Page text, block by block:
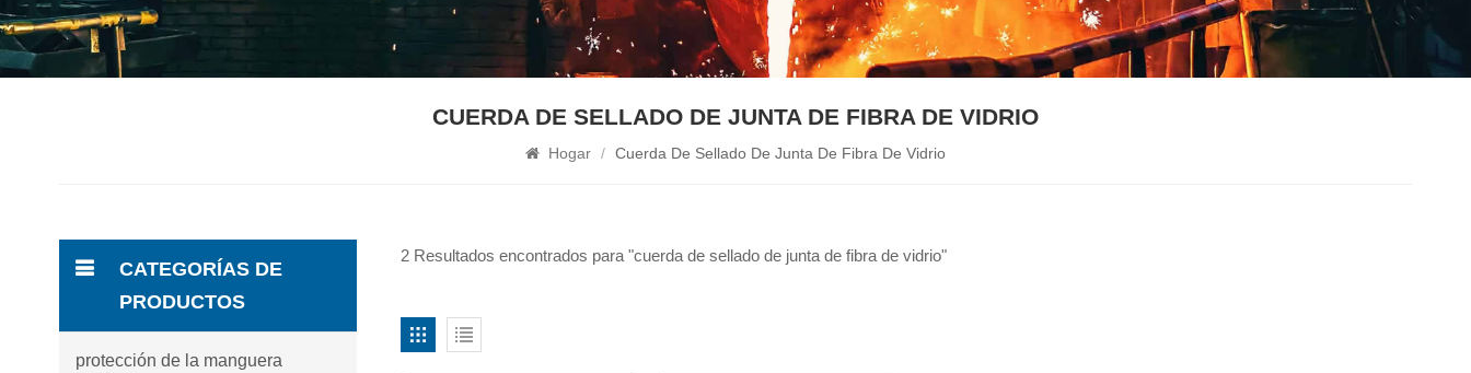
CUERDA DE SELLADO DE JUNTA DE FIBRA DE VIDRIO
Hogar / Cuerda De Sellado De Junta De Fibra De Vidrio
2 Resultados encontrados para "cuerda de sellado de junta de fibra de vidrio"
CATEGORÍAS DE
PRODUCTOS
protección de la manguera